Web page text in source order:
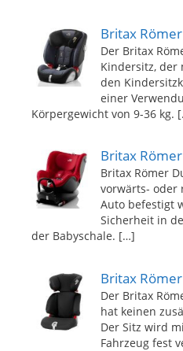
Britax
Der Britax
Kindersitz, der
den
einer
Körpergewicht von 9-36 kg.
Britax
Britax Römer
vorwärts- oder
Auto befestigt
Sicherheit in
der Babyschale. […]
Britax
Der Britax
hat keinen
Der Sitz wird
Fahrzeug fest